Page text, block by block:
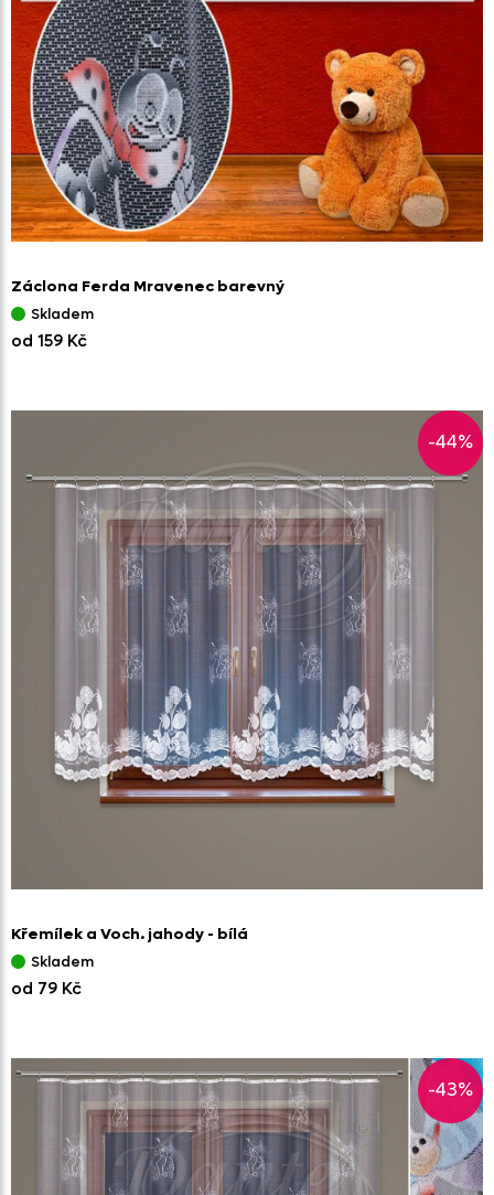
Záclona Ferda Mravenec barevný
Skladem
od 159 Kč
-44%
Křemílek a Voch. jahody - bílá
Skladem
od 79 Kč
-43%